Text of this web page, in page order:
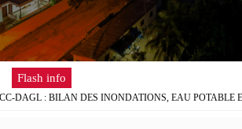
Flash info
DAGL : BILAN DES INONDATIONS, EAU POTABLE